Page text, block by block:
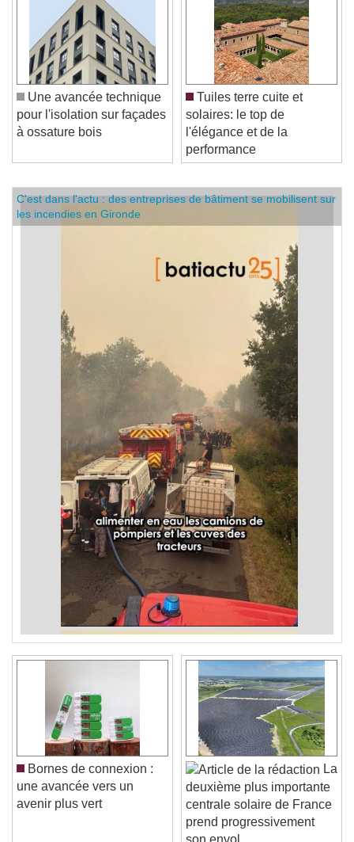
Une avancée technique
pour l'isolation sur façades
Tuiles terre cuite et
solaires: le top de
l'élégance et de la
performance
C'est dans l'actu : des entreprises de bâtiment se mobilisent sur
les incendies en Gironde
Bornes de connexion :
une avancée vers un
La
deuxième plus importante
centrale solaire de France
prend progressivement